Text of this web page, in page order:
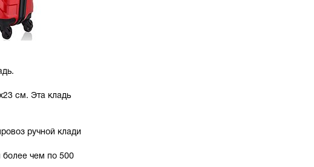
см. Эта кладь
ручной клади
более чем по 500